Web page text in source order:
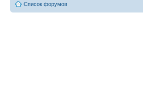
Список форумов